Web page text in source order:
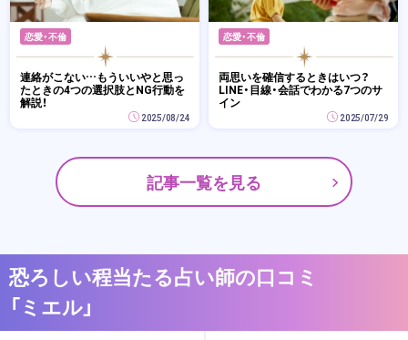
恋愛・不倫
連絡がこない…もういいやと思っ
たときの4つの選択肢とNG行動を
解説！
2025/08/24
恋愛・不倫
両思いを確信するときはいつ？
LINE・目線・会話でわかる7つのサ
イン
2025/07/29
記事一覧を見る
恐ろしい程当たる占い師の口コミ
「ミエル」